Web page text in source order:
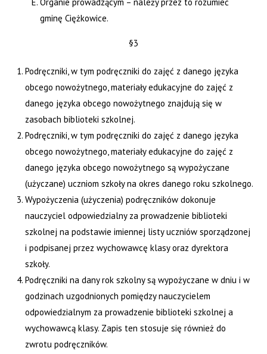
gminę Ciężkowice.
§3
Podręczniki, w tym podręczniki do zajęć z danego języka
obcego nowożytnego, materiały edukacyjne do zajęć z
danego języka obcego nowożytnego znajdują się w
zasobach biblioteki szkolnej.
Podręczniki, w tym podręczniki do zajęć z danego języka
obcego nowożytnego, materiały edukacyjne do zajęć z
danego języka obcego nowożytnego są wypożyczane
(użyczane) uczniom szkoły na okres danego roku szkolnego.
Wypożyczenia (użyczenia) podręczników dokonuje
nauczyciel odpowiedzialny za prowadzenie biblioteki
szkolnej na podstawie imiennej listy uczniów sporządzonej
i podpisanej przez wychowawcę klasy oraz dyrektora
szkoły.
Podręczniki na dany rok szkolny są wypożyczane w dniu i w
godzinach uzgodnionych pomiędzy nauczycielem
odpowiedzialnym za prowadzenie biblioteki szkolnej a
wychowawcą klasy. Zapis ten stosuje się również do
zwrotu podręczników.